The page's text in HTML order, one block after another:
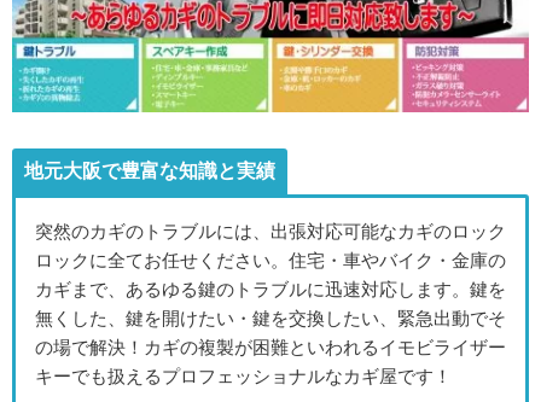
地元大阪で豊富な知識と実績
突然のカギのトラブルには、出張対応可能なカギのロック
ロックに全てお任せください。住宅・車やバイク・金庫の
カギまで、あるゆる鍵のトラブルに迅速対応します。鍵を
無くした、鍵を開けたい・鍵を交換したい、緊急出動でそ
の場で解決！カギの複製が困難といわれるイモビライザー
キーでも扱えるプロフェッショナルなカギ屋です！